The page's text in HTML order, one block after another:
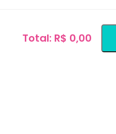
Total: R$ 0,00